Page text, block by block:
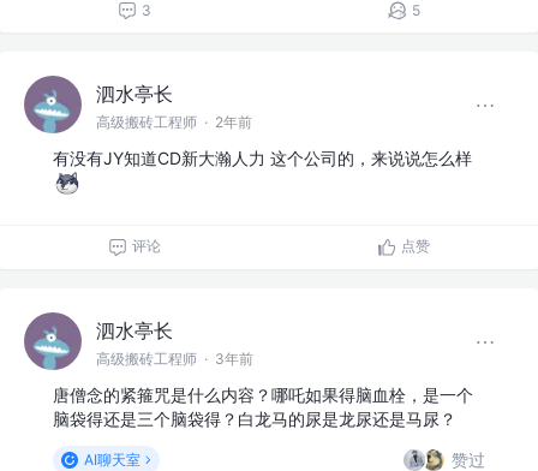
3 5
泗水亭长
高级搬砖工程师 · 2年前
有没有JY知道CD新大瀚人力 这个公司的，来说说怎么样
评论 点赞
泗水亭长
高级搬砖工程师 · 3年前
唐僧念的紧箍咒是什么内容？哪吒如果得脑血栓，是一个
脑袋得还是三个脑袋得？白龙马的尿是龙尿还是马尿？
AI聊天室 赞过